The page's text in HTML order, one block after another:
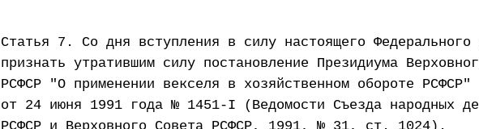
Статья 7. Со дня вступления в силу настоящего Федерального
признать утратившим силу постановление Президиума
РСФСР "О применении векселя в хозяйственном обороте РСФСР"
от 24 июня 1991 года № 1451-I (Ведомости Съезда народных
РСФСР и Верховного Совета РСФСР, 1991, № 31, ст. 1024).